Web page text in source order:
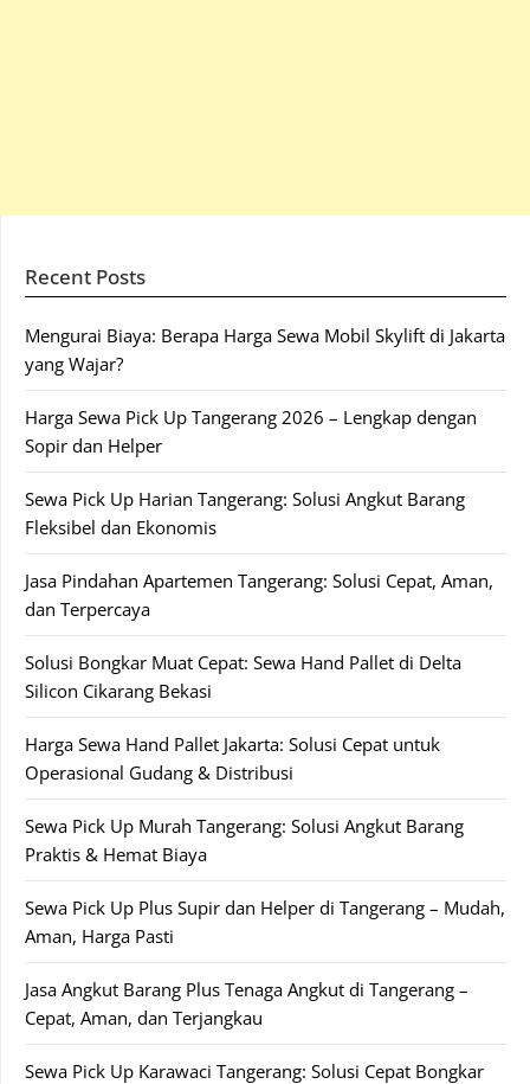
Recent Posts
Mengurai Biaya: Berapa Harga Sewa Mobil Skylift di Jakarta
yang Wajar?
Harga Sewa Pick Up Tangerang 2026 – Lengkap dengan
Sopir dan Helper
Sewa Pick Up Harian Tangerang: Solusi Angkut Barang
Fleksibel dan Ekonomis
Jasa Pindahan Apartemen Tangerang: Solusi Cepat, Aman,
dan Terpercaya
Solusi Bongkar Muat Cepat: Sewa Hand Pallet di Delta
Silicon Cikarang Bekasi
Harga Sewa Hand Pallet Jakarta: Solusi Cepat untuk
Operasional Gudang & Distribusi
Sewa Pick Up Murah Tangerang: Solusi Angkut Barang
Praktis & Hemat Biaya
Sewa Pick Up Plus Supir dan Helper di Tangerang – Mudah,
Aman, Harga Pasti
Jasa Angkut Barang Plus Tenaga Angkut di Tangerang –
Cepat, Aman, dan Terjangkau
Sewa Pick Up Karawaci Tangerang: Solusi Cepat Bongkar